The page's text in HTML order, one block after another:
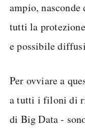
ampio,
tutti la
e possibile
Per ovviare a
a tutti i filoni di
di Big Data -